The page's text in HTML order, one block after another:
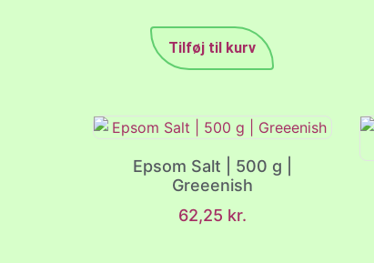
Tilføj til kurv
Epsom Salt | 500 g |
Greeenish
62,25 kr.